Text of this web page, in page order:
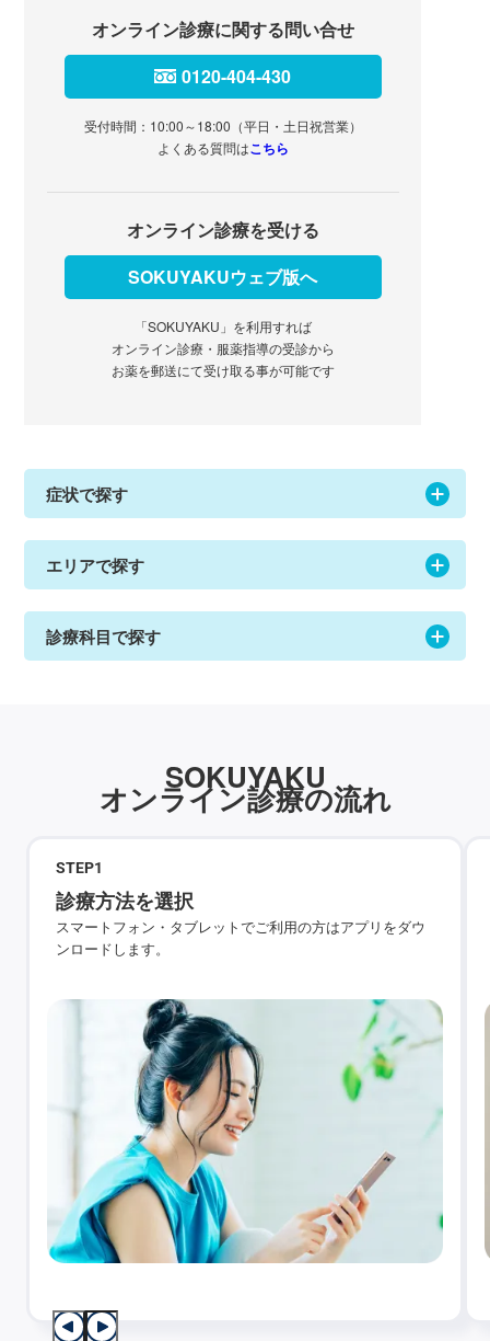
オンライン診療に関する問い合せ
0120-404-430
受付時間：10:00～18:00（平日・土日祝営業）
よくある質問はこちら
オンライン診療を受ける
SOKUYAKUウェブ版へ
「SOKUYAKU」を利用すれば
オンライン診療・服薬指導の受診から
お薬を郵送にて受け取る事が可能です
症状で探す
エリアで探す
診療科目で探す
SOKUYAKU
オンライン診療の流れ
STEP1
診療方法を選択
スマートフォン・タブレットでご利用の方はアプリをダウ
ンロードします。